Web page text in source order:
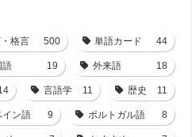
格言 500 単語カード 44
語 19 外来語 18
言語学 11 歴史 11
イン語 9 ポルトガル語 8